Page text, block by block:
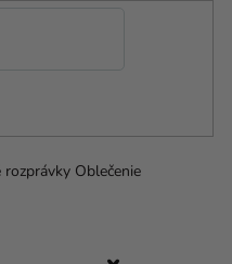
Oblečenie